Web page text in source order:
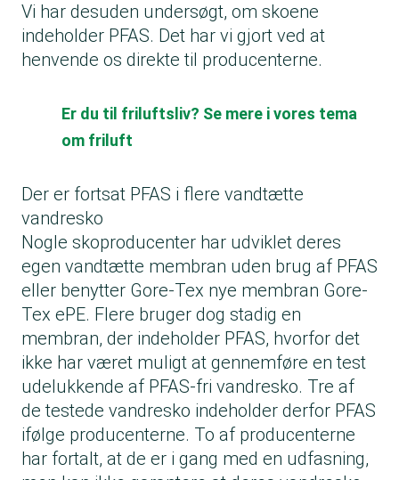
Vi har desuden undersøgt, om skoene
indeholder PFAS. Det har vi gjort ved at
henvende os direkte til producenterne.
Er du til friluftsliv? Se mere i vores tema
om friluft
Der er fortsat PFAS i flere vandtætte
vandresko
Nogle skoproducenter har udviklet deres
egen vandtætte membran uden brug af PFAS
eller benytter Gore-Tex nye membran Gore-
Tex ePE. Flere bruger dog stadig en
membran, der indeholder PFAS, hvorfor det
ikke har været muligt at gennemføre en test
udelukkende af PFAS-fri vandresko. Tre af
de testede vandresko indeholder derfor PFAS
ifølge producenterne. To af producenterne
har fortalt, at de er i gang med en udfasning,